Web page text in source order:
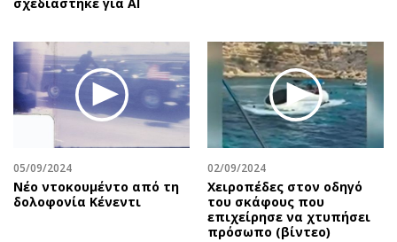
σχεδιάστηκε για AI
05/09/2024
Nέο ντοκουμέντο από τη
δολοφονία Κένεντι
02/09/2024
Χειροπέδες στον οδηγό
του σκάφους που
επιχείρησε να χτυπήσει
πρόσωπο (βίντεο)